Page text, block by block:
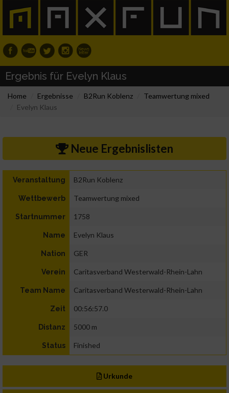
Ergebnis für Evelyn Klaus
Home Ergebnisse B2Run Koblenz
Teamwertung mixed
Evelyn Klaus
Neue Ergebnislisten
Veranstaltung B2Run Koblenz
Wettbewerb Teamwertung mixed
Startnummer 1758
Name Evelyn Klaus
Nation GER
Verein Caritasverband Westerwald-Rhein-Lahn
Team Name Caritasverband Westerwald-Rhein-Lahn
Zeit 00:56:57.0
Distanz 5000 m
Status Finished
Urkunde